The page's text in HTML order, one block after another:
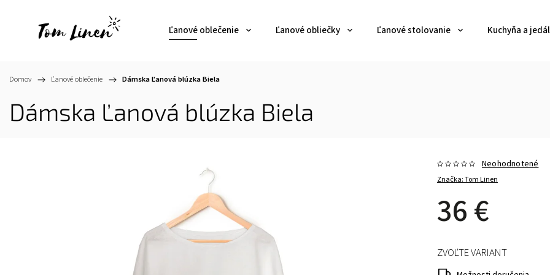
Ľanové oblečenie Ľanové obliečky Ľanové stolovanie Kuchyňa a
Domov / Ľanové oblečenie / Dámska Ľanová blúzka Biela
Dámska Ľanová blúzka Biela
Značka:Tom Linen
Neohodnotené
36 €
ZVOĽTE VARIANT